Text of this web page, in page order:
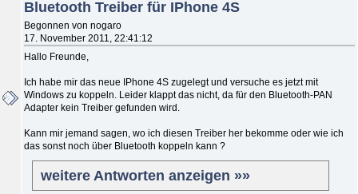
Bluetooth Treiber für IPhone 4S
Begonnen von nogaro
17. November 2011, 22:41:12
Hallo Freunde,
Ich habe mir das neue IPhone 4S zugelegt und versuche es jetzt mit
Windows zu koppeln. Leider klappt das nicht, da für den Bluetooth-PAN
Adapter kein Treiber gefunden wird.
Kann mir jemand sagen, wo ich diesen Treiber her bekomme oder wie ich
das sonst noch über Bluetooth koppeln kann ?
weitere Antworten anzeigen »»